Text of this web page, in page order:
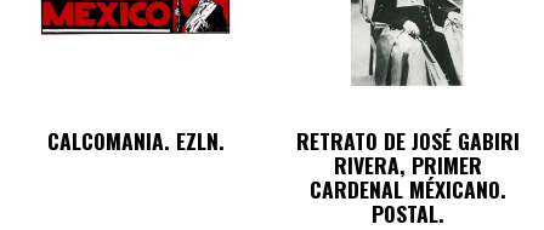
CALCOMANIA. EZLN. RETRATO DE JOSÉ GABIRI
RIVERA, PRIMER
CARDENAL MÉXICANO.
POSTAL.